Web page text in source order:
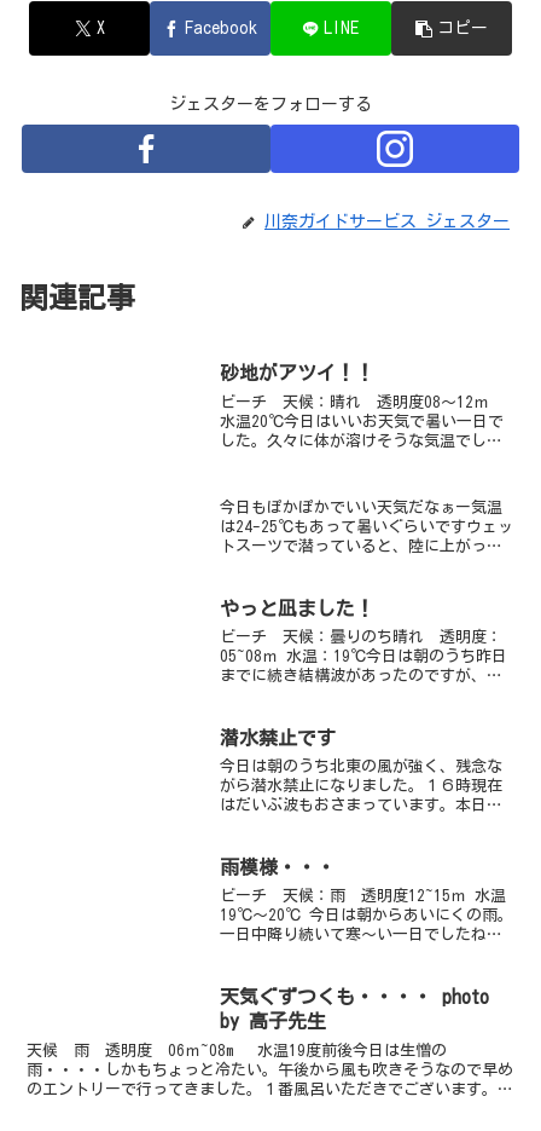
X Facebook LINE コピー
ジェスターをフォローする
川奈ガイドサービス ジェスター
関連記事
砂地がアツイ！！
ビーチ 天候：晴れ 透明度08～12ｍ
水温20℃今日はいいお天気で暑い一日で
した。久々に体が溶けそうな気温でした
がきましたが、潮が満ちてきておさまり
ましたよ！透明度は...
今日もぽかぽかでいい天気だなぁー気温
は24-25℃もあって暑いぐらいですウェッ
トスーツで潜っていると、陸に上がった
を探す旅に行ってきましたなんやかんや
やっと凪ました！
ビーチ 天候：曇りのち晴れ 透明度：
05~08ｍ 水温：19℃今日は朝のうち昨日
までに続き結構波があったのですが、昼
四時現在はとても静かになっています。
潜水禁止です
今日は朝のうち北東の風が強く、残念な
がら潜水禁止になりました。１６時現在
はだいぶ波もおさまっています。本日お
小網代に潜ってきました！風の影響もな
雨模様・・・
ビーチ 天候：雨 透明度12~15ｍ 水温
19℃～20℃ 今日は朝からあいにくの雨。
一日中降り続いて寒～い一日でしたね～
ですね。北風でしたので波もあり潜水注
意です。透明...
天気ぐずつくも・・・・ photo
by 高子先生
天候 雨 透明度 06ｍ~08m 水温19度前後今日は生憎の
雨・・・・しかもちょっと冷たい。午後から風も吹きそうなので早め
のエントリーで行ってきました。１番風呂いただきでございます。や